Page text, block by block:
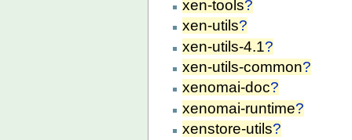
xen-tools?
xen-utils?
xen-utils-4.1?
xen-utils-common?
xenomai-doc?
xenomai-runtime?
xenstore-utils?